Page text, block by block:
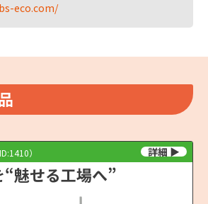
eco.com/
ID:1410）
魅せる工場へ”